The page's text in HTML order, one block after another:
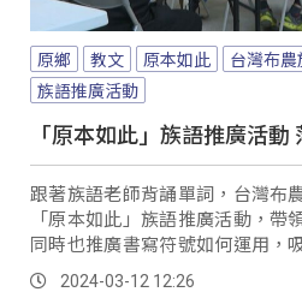
原鄉 教文 原本如此
台灣布
族語推廣活動
「原本如此」族語推廣活
跟著族語老師背誦單詞，台灣布
「原本如此」族語推廣活動，帶
同時也推廣書寫符號如何運用，
進族語能力。
2024-03-12 12:26